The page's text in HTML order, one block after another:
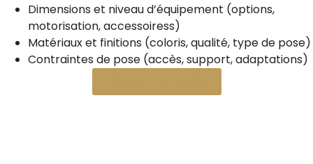
Dimensions et niveau d’équipement (options,
motorisation, accessoiress)
Matériaux et finitions (coloris, qualité, type de pose)
Contraintes de pose (accès, support, adaptations)